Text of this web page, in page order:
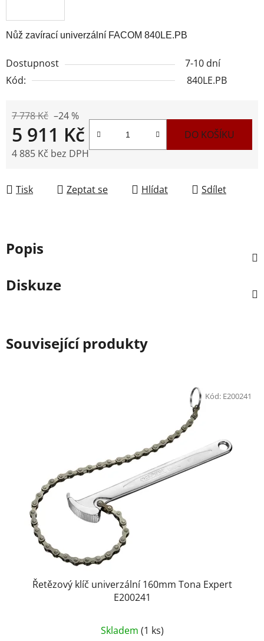
Nůž zavírací univerzální FACOM 840LE.PB
Dostupnost
7-10 dní
Kód:
840LE.PB
7 778 Kč –24 %
5 911 Kč
4 885 Kč bez DPH
DO KOŠÍKU
Tisk Zeptat se Hlídat Sdílet
Popis
Diskuze
Související produkty
Řetězový klíč univerzální 160mm Tona Expert
E200241
Skladem (1 ks)
Kód: E200241